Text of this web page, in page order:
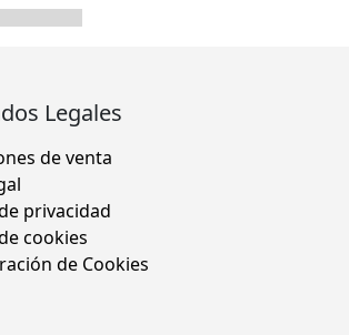
Legales
de venta
privacidad
cookies
de Cookies